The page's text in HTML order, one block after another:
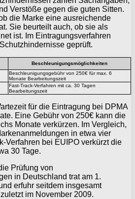
Verstöße gegen die guten Sitten.
die Marke eine ausreichende
Sie beurteilt auch, ob sie als
ist. Im Eintragungsverfahren
geprüft.
Beschleunigungsmöglichkeiten
Beschleunigungsgebühr von 250€ für max. 6
Monate Bearbeitungszeit
Fast-Track-Verfahren mit ca. 30 Tagen
Bearbeitungszeit
für die Eintragung bei DPMA
Eine Gebühr von 250€ kann die
Monate verkürzen. Im Vergleich,
in etwa vier
Verfahren bei EUIPO verkürzt die
30 Tage.
Prüfung von
in Deutschland trat am 1.
erfuhr seitdem insgesamt
im November 2009.